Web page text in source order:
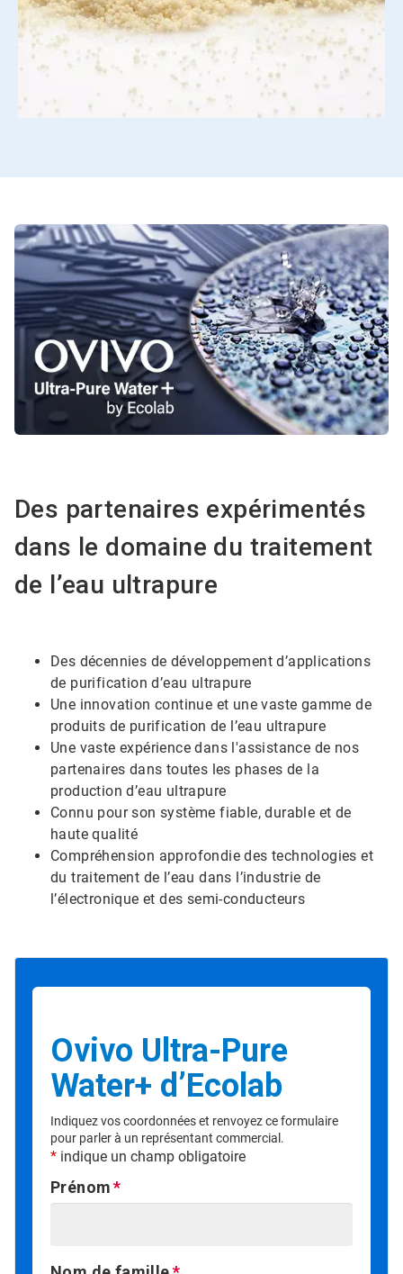
Des partenaires expérimentés
dans le domaine du traitement
de l’eau ultrapure
Des décennies de développement d’applications
de purification d’eau ultrapure
Une innovation continue et une vaste gamme de
produits de purification de l’eau ultrapure
Une vaste expérience dans l'assistance de nos
partenaires dans toutes les phases de la
production d’eau ultrapure
Connu pour son système fiable, durable et de
haute qualité
Compréhension approfondie des technologies et
du traitement de l’eau dans l’industrie de
l’électronique et des semi-conducteurs
Ovivo Ultra-Pure
Water+ d’Ecolab
Indiquez vos coordonnées et renvoyez ce formulaire
pour parler à un représentant commercial.
* indique un champ obligatoire
Prénom